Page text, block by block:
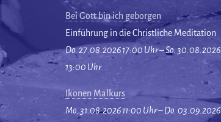
Bei Gott bin ich geborgen
Einführung in die Christliche Meditation
Do. 27.08.2026 17:00 Uhr – So. 30.08.2026
13:00 Uhr
Ikonen Malkurs
Mo. 31.08.2026 11:00 Uhr – Do. 03.09.2026